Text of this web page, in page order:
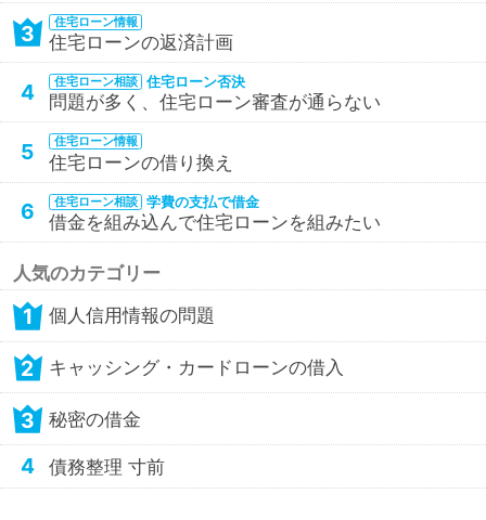
3 住宅ローン情報
住宅ローンの返済計画
4 住宅ローン相談 住宅ローン否決
問題が多く、住宅ローン審査が通らない
5 住宅ローン情報
住宅ローンの借り換え
6 住宅ローン相談 学費の支払で借金
借金を組み込んで住宅ローンを組みたい
人気のカテゴリー
1 個人信用情報の問題
2 キャッシング・カードローンの借入
3 秘密の借金
4 債務整理 寸前